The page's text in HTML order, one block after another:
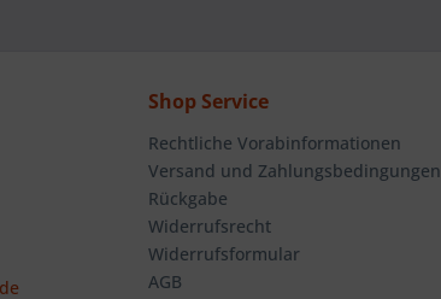
Shop Service
Rechtliche Vorabinformationen
Versand und Zahlungsbedingungen
Rückgabe
Widerrufsrecht
Widerrufsformular
AGB